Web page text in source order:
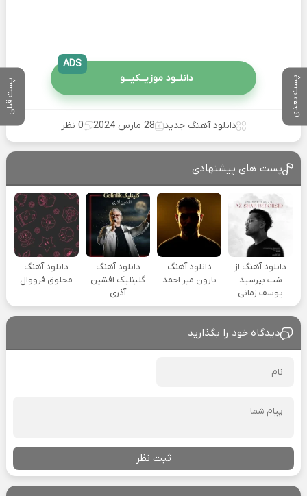
پست بعدی پست قبلی دانلــود موزیــکیـــو
ADS
دانلود آهنگ جدید 28 مارس 2024 0 نظر
پست های پیشنهادی
دانلود آهنگ از
شب بپرسید
یوسف زمانی
دانلود آهنگ
بارون میر احمد
دانلود آهنگ
گلینلیک افشین
آذری
دانلود آهنگ
مخلوق فرووال
دیدگاه خود را بگذارید
ثبت نظر